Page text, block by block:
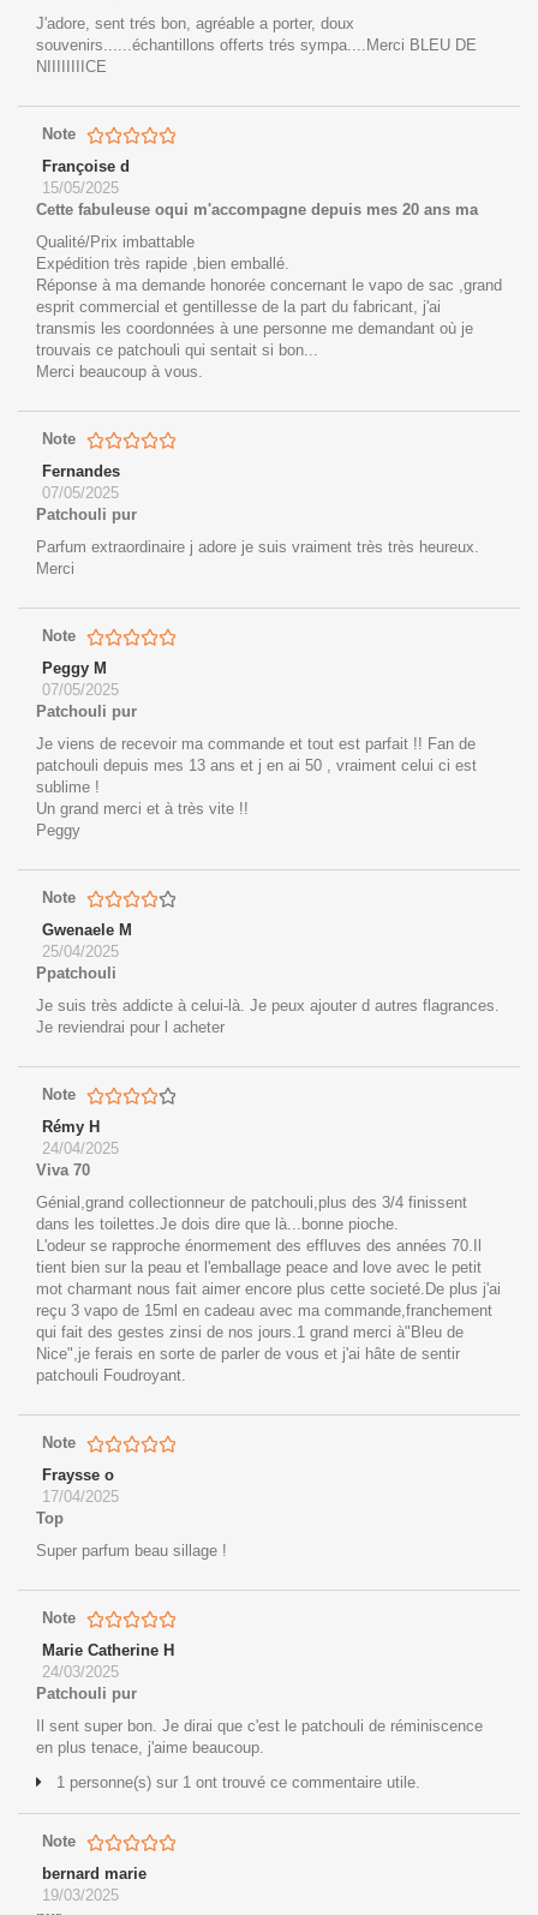
J'adore, sent trés bon, agréable a porter, doux
souvenirs......échantillons offerts trés sympa....Merci BLEU DE
NIIIIIIIICE
Note
Françoise d
15/05/2025
Cette fabuleuse oqui m'accompagne depuis mes 20 ans ma
Qualité/Prix imbattable
Expédition très rapide ,bien emballé.
Réponse à ma demande honorée concernant le vapo de sac ,grand
esprit commercial et gentillesse de la part du fabricant, j'ai
transmis les coordonnées à une personne me demandant où je
trouvais ce patchouli qui sentait si bon...
Merci beaucoup à vous.
Note
Fernandes
07/05/2025
Patchouli pur
Parfum extraordinaire j adore je suis vraiment très très heureux.
Merci
Note
Peggy M
07/05/2025
Patchouli pur
Je viens de recevoir ma commande et tout est parfait !! Fan de
patchouli depuis mes 13 ans et j en ai 50 , vraiment celui ci est
sublime !
Un grand merci et à très vite !!
Peggy
Note
Gwenaele M
25/04/2025
Ppatchouli
Je suis très addicte à celui-là. Je peux ajouter d autres flagrances.
Je reviendrai pour l acheter
Note
Rémy H
24/04/2025
Viva 70
Génial,grand collectionneur de patchouli,plus des 3/4 finissent
dans les toilettes.Je dois dire que là...bonne pioche.
L'odeur se rapproche énormement des effluves des années 70.Il
tient bien sur la peau et l'emballage peace and love avec le petit
mot charmant nous fait aimer encore plus cette societé.De plus j'ai
reçu 3 vapo de 15ml en cadeau avec ma commande,franchement
qui fait des gestes zinsi de nos jours.1 grand merci à"Bleu de
Nice",je ferais en sorte de parler de vous et j'ai hâte de sentir
patchouli Foudroyant.
Note
Fraysse o
17/04/2025
Top
Super parfum beau sillage !
Note
Marie Catherine H
24/03/2025
Patchouli pur
Il sent super bon. Je dirai que c'est le patchouli de réminiscence
en plus tenace, j'aime beaucoup.
1 personne(s) sur 1 ont trouvé ce commentaire utile.
Note
bernard marie
19/03/2025